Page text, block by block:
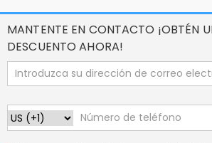
MANTENTE EN CONTACTO ¡OBTÉN
DESCUENTO AHORA!